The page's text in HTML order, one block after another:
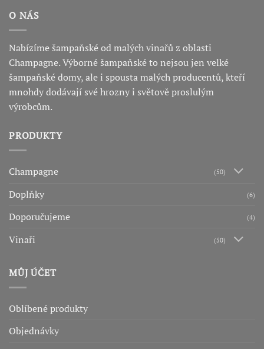
O NÁS
Nabízíme šampaňské od malých vinařů z oblasti
Champagne. Výborné šampaňské to nejsou jen velké
šampaňské domy, ale i spousta malých producentů, kteří
mnohdy dodávají své hrozny i světově proslulým
výrobcům.
PRODUKTY
Champagne (50)
Doplňky (6)
Doporučujeme (4)
Vinaři (50)
MŮJ ÚČET
Oblíbené produkty
Objednávky